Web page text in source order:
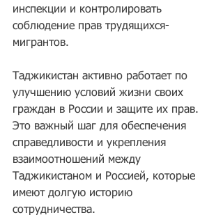
инспекции и контролировать
соблюдение прав трудящихся-
мигрантов.
Таджикистан активно работает по
улучшению условий жизни своих
граждан в России и защите их прав.
Это важный шаг для обеспечения
справедливости и укрепления
взаимоотношений между
Таджикистаном и Россией, которые
имеют долгую историю
сотрудничества.